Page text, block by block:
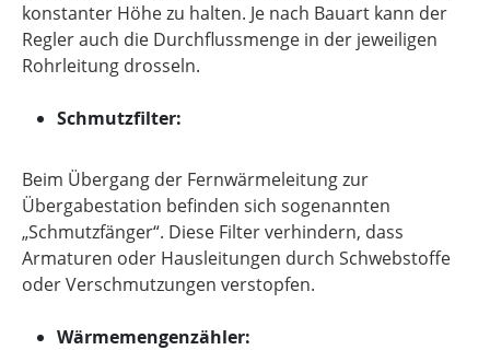
konstanter Höhe zu halten. Je nach Bauart kann der
Regler auch die Durchflussmenge in der jeweiligen
Rohrleitung drosseln.
Schmutzfilter:
Beim Übergang der Fernwärmeleitung zur
Übergabestation befinden sich sogenannten
„Schmutzfänger“. Diese Filter verhindern, dass
Armaturen oder Hausleitungen durch Schwebstoffe
oder Verschmutzungen verstopfen.
Wärmemengenzähler: